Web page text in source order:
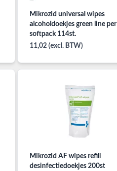
Mikrozid universal wipes
alcoholdoekjes green line per
softpack 114st.
11,02 (excl. BTW)
Mikrozid AF wipes refill
desinfectiedoekjes 200st